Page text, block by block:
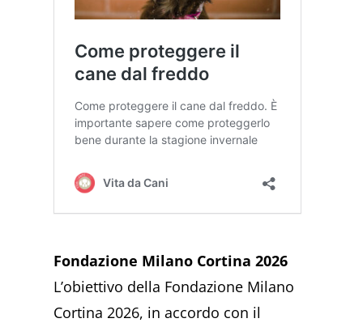
Fondazione Milano Cortina 2026
L’obiettivo della Fondazione Milano
Cortina 2026, in accordo con il